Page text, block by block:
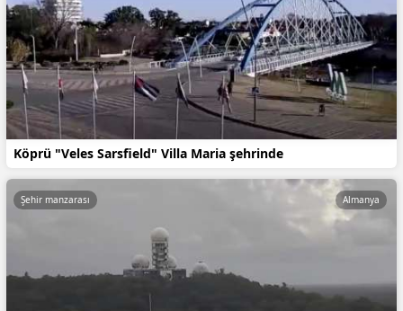
Köprü "Veles Sarsfield" Villa Maria şehrinde
Şehir manzarası Almanya